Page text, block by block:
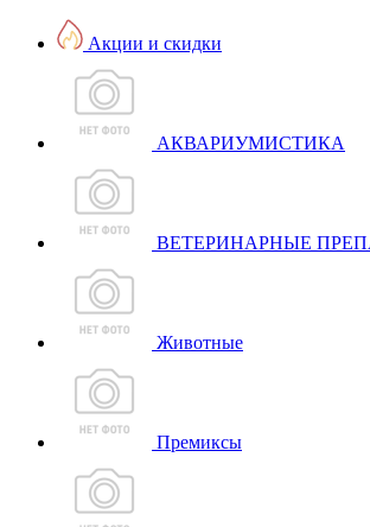
Акции и скидки
АКВАРИУМИСТИКА
ВЕТЕРИНАРНЫЕ
Животные
Премиксы